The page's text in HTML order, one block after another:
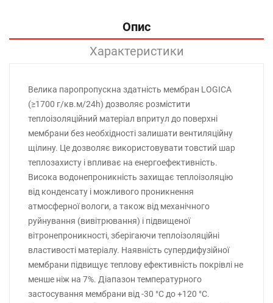
Опис
Характеристики
Велика паропропускна здатність мембран LOGICA
(≥1700 г/кв.м/24h) дозволяє розмістити
теплоізоляційний матеріал впритул до поверхні
мембрани без необхідності залишати вентиляційну
щілину. Це дозволяє використовувати товстий шар
теплозахисту і впливає на енергоефективність.
Висока водонепроникність захищає теплоізоляцію
від конденсату і можливого проникнення
атмосферної вологи, а також від механічного
руйнування (вивітрювання) і підвищеної
вітронепроникності, зберігаючи теплоізоляційні
властивості матеріалу. Наявність супердифузійної
мембрани підвищує теплову ефективність покрівлі не
менше ніж на 7%. Діапазон температурного
застосування мембрани від -30 °С до +120 °С.